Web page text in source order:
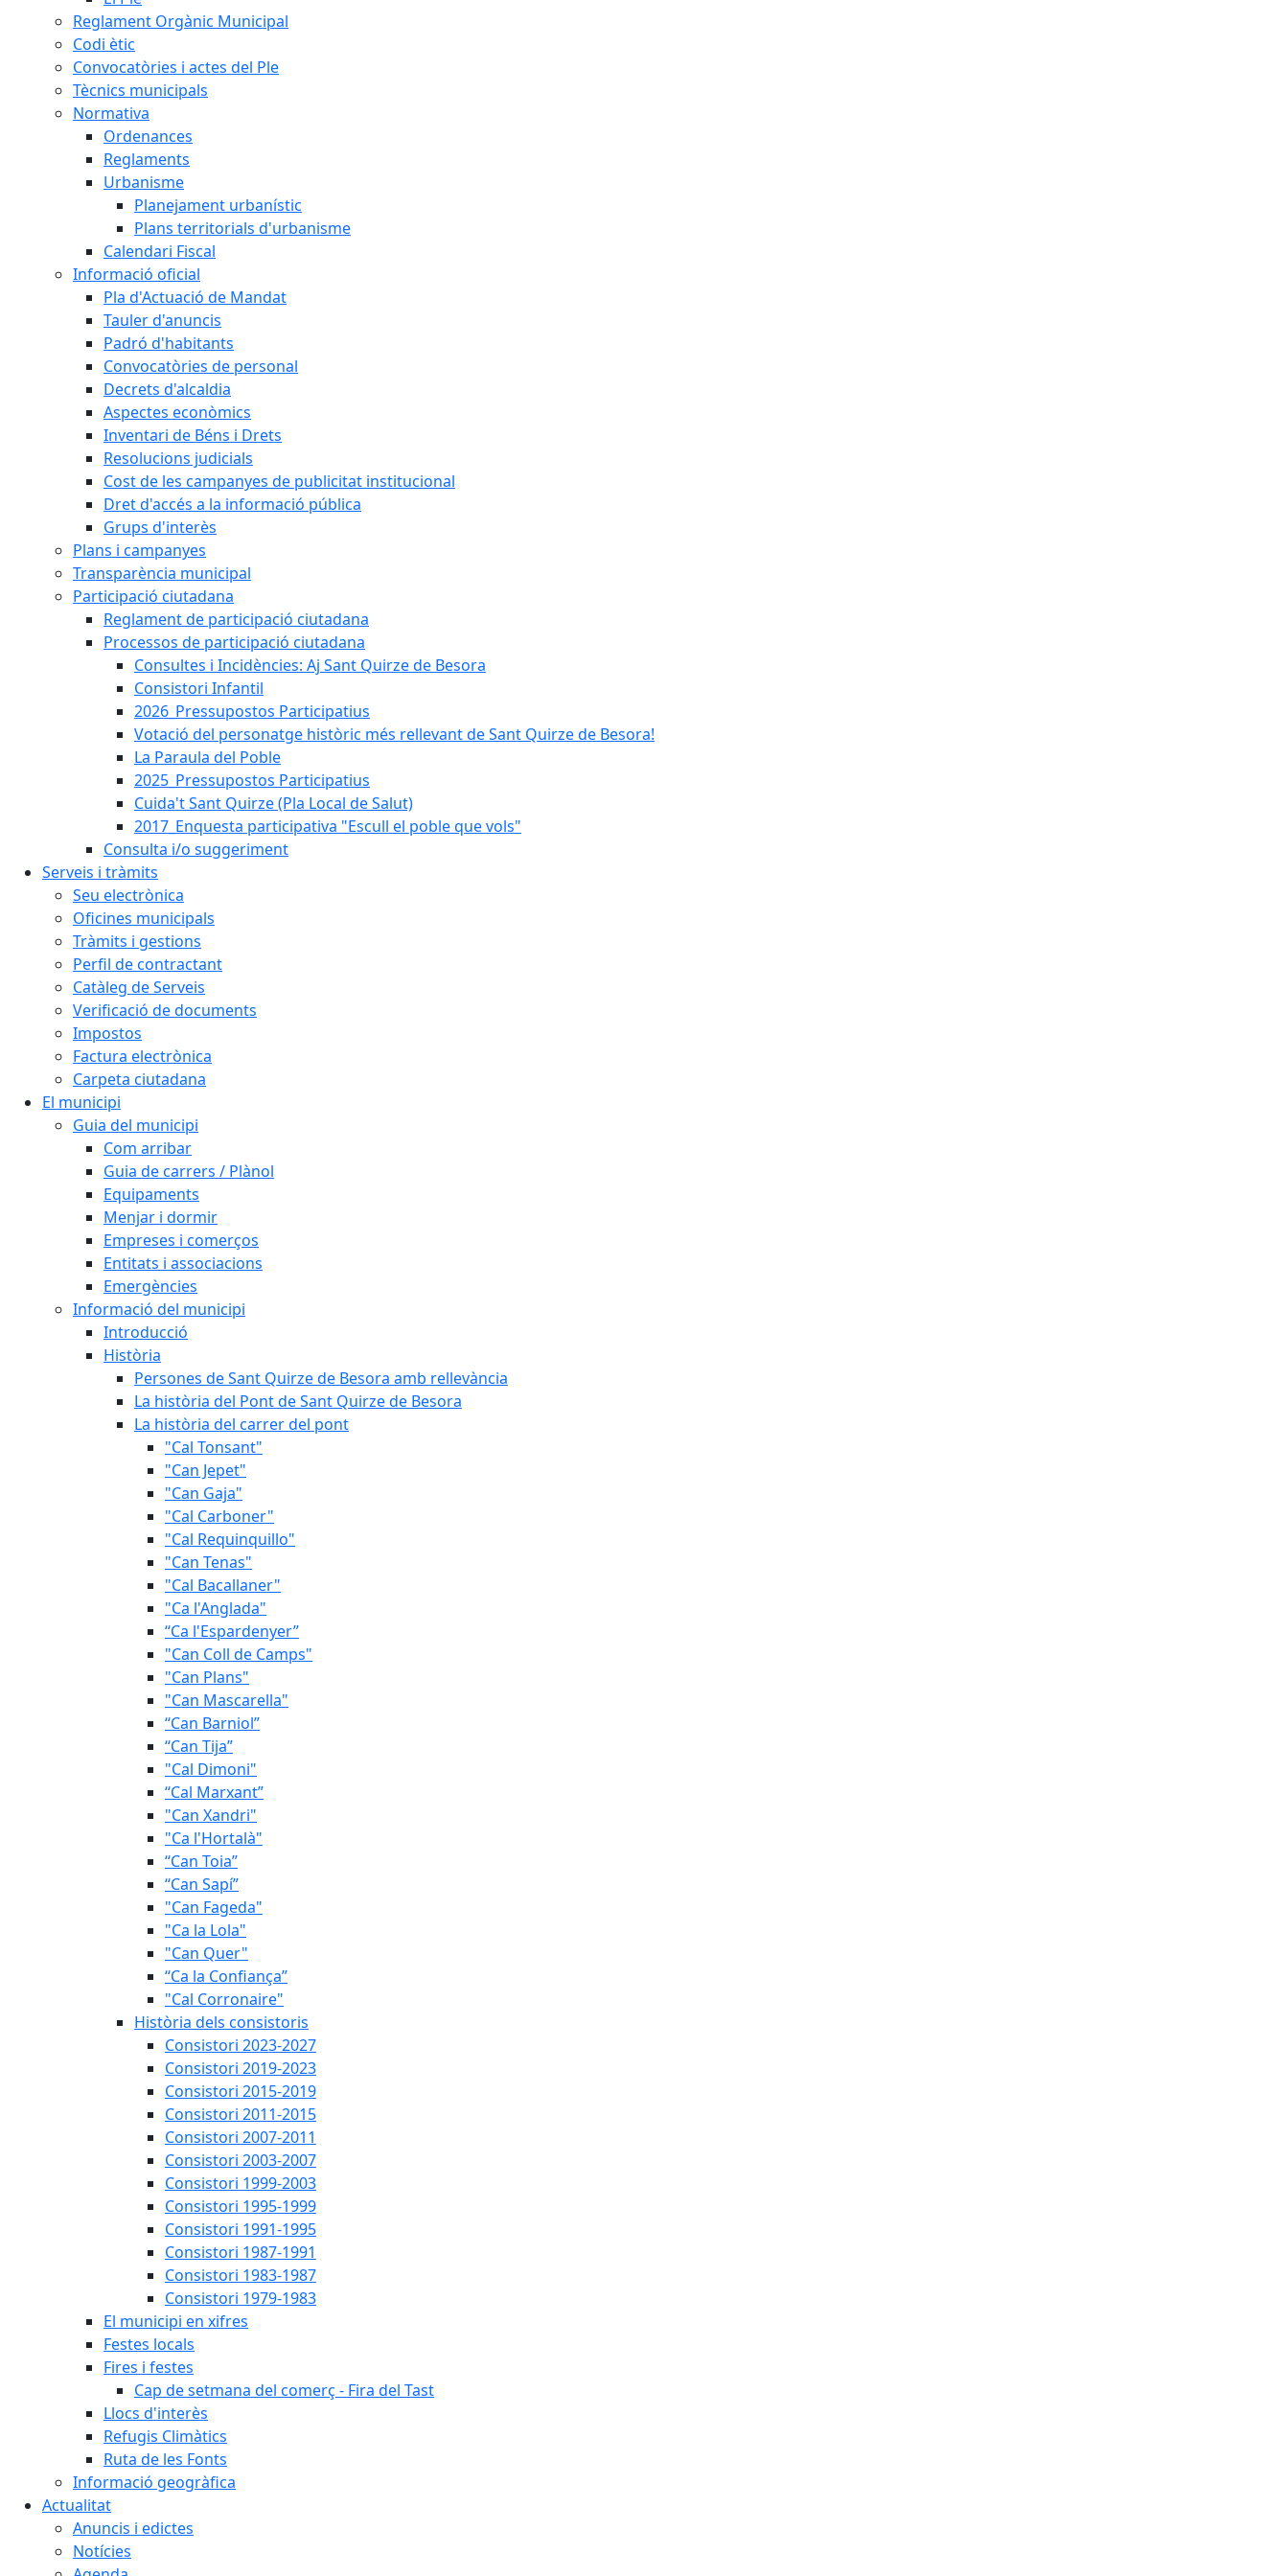
Reglament Orgànic Municipal
Codi ètic
Convocatòries i actes del Ple
Tècnics municipals
Normativa
Ordenances
Reglaments
Urbanisme
Planejament urbanístic
Plans territorials d'urbanisme
Calendari Fiscal
Informació oficial
Pla d'Actuació de Mandat
Tauler d'anuncis
Padró d'habitants
Convocatòries de personal
Decrets d'alcaldia
Aspectes econòmics
Inventari de Béns i Drets
Resolucions judicials
Cost de les campanyes de publicitat institucional
Dret d'accés a la informació pública
Grups d'interès
Plans i campanyes
Transparència municipal
Participació ciutadana
Reglament de participació ciutadana
Processos de participació ciutadana
Consultes i Incidències: Aj Sant Quirze de Besora
Consistori Infantil
2026_Pressupostos Participatius
Votació del personatge històric més rellevant de Sant Quirze de Besora!
La Paraula del Poble
2025_Pressupostos Participatius
Cuida't Sant Quirze (Pla Local de Salut)
2017_Enquesta participativa "Escull el poble que vols"
Consulta i/o suggeriment
Serveis i tràmits
Seu electrònica
Oficines municipals
Tràmits i gestions
Perfil de contractant
Catàleg de Serveis
Verificació de documents
Impostos
Factura electrònica
Carpeta ciutadana
El municipi
Guia del municipi
Com arribar
Guia de carrers / Plànol
Equipaments
Menjar i dormir
Empreses i comerços
Entitats i associacions
Emergències
Informació del municipi
Introducció
Història
Persones de Sant Quirze de Besora amb rellevància
La història del Pont de Sant Quirze de Besora
La història del carrer del pont
"Cal Tonsant"
"Can Jepet"
"Can Gaja"
"Cal Carboner"
"Cal Requinquillo"
"Can Tenas"
"Cal Bacallaner"
"Ca l'Anglada"
“Ca l'Espardenyer”
"Can Coll de Camps"
"Can Plans"
"Can Mascarella"
“Can Barniol”
“Can Tija”
"Cal Dimoni"
“Cal Marxant”
"Can Xandri"
"Ca l'Hortalà"
“Can Toia”
“Can Sapí”
"Can Fageda"
"Ca la Lola"
"Can Quer"
“Ca la Confiança”
"Cal Corronaire"
Història dels consistoris
Consistori 2023-2027
Consistori 2019-2023
Consistori 2015-2019
Consistori 2011-2015
Consistori 2007-2011
Consistori 2003-2007
Consistori 1999-2003
Consistori 1995-1999
Consistori 1991-1995
Consistori 1987-1991
Consistori 1983-1987
Consistori 1979-1983
El municipi en xifres
Festes locals
Fires i festes
Cap de setmana del comerç - Fira del Tast
Llocs d'interès
Refugis Climàtics
Ruta de les Fonts
Informació geogràfica
Actualitat
Anuncis i edictes
Notícies